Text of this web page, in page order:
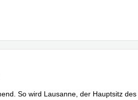
So wird Lausanne, der Hauptsitz des